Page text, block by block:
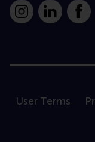
InstagramLinkedIn
User Terms